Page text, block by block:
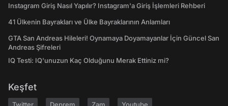
Instagram Giriş Nasıl Yapılır? Instagram'a Giriş İşlemleri Rehberi
41 Ülkenin Bayrakları ve Ülke Bayraklarının Anlamları
GTA San Andreas Hileleri! Oynamaya Doyamayanlar İçin Güncel San
Andreas Şifreleri
IQ Testi: IQ'unuzun Kaç Olduğunu Merak Ettiniz mi?
Keşfet